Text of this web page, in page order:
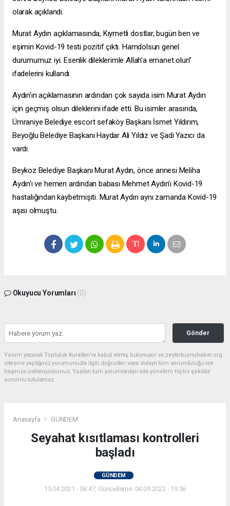
olarak açıklandı.
Murat Aydın açıklamasında, Kıymetli dostlar, bugün ben ve
eşimin Kovid-19 testi pozitif çıktı. Hamdolsun genel
durumumuz iyi. Esenlik dileklerimle Allah’a emanet olun”
ifadelerini kullandı.
Aydın’ın açıklamasının ardından çok sayıda isim Murat Aydın
için geçmiş olsun dileklerini ifade etti. Bu isimler arasında,
Ümraniye Belediye escort sefaköyBaşkanı İsmet Yıldırım,
Beyoğlu Belediye Başkanı Haydar Ali Yıldız ve Şadi Yazıcı da
vardı.
Beykoz Belediye Başkanı Murat Aydın, önce annesi Meliha
Aydın'ı ve hemen ardından babası Mehmet Aydın'ı Kovid-19
hastalığından kaybetmişiti. Murat Aydın aynı zamanda Kovid-19
aşısı olmuştu.
Okuyucu Yorumları (0)
Gönder
Yorum yazarak Topluluk Kuralları’nı kabul etmiş bulunuyor ve zeytinburnuhaber.org
sitesine yaptığınız yorumunuzla ilgili doğrudan veya dolaylı tüm sorumluluğu tek
başınıza üstleniyorsunuz. Yazılan tüm yorumlardan site yönetimi hiçbir şekilde
sorumlu tutulamaz.
Anasayfa GÜNDEM
Seyahat kısıtlaması kontrolleri
başladı
GÜNDEM
15.04.2021 - 06:47, Güncelleme: 04.09.2022 - 19:56